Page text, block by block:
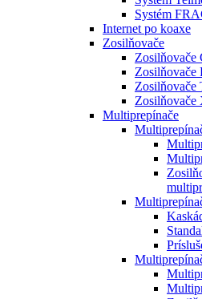
Systém
Internet po koaxe
Zosilňovače
Zosilňovače
Zosilňovače
Zosilňovače
Multiprepínače